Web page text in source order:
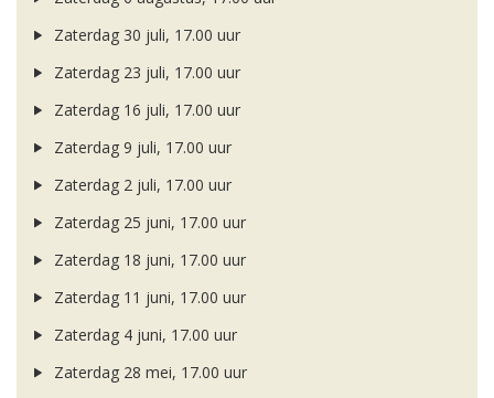
Zaterdag 30 juli, 17.00 uur
Zaterdag 23 juli, 17.00 uur
Zaterdag 16 juli, 17.00 uur
Zaterdag 9 juli, 17.00 uur
Zaterdag 2 juli, 17.00 uur
Zaterdag 25 juni, 17.00 uur
Zaterdag 18 juni, 17.00 uur
Zaterdag 11 juni, 17.00 uur
Zaterdag 4 juni, 17.00 uur
Zaterdag 28 mei, 17.00 uur